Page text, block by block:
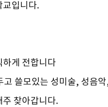
교입니다.
하게 전합니다
쓸모있는 성미술, 성음
주 찾아갑니다.